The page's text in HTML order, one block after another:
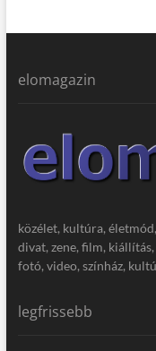
elomagazin
közélet, kultúra,
divat, zene, film,
fotó, video, színház,
legfrissebb